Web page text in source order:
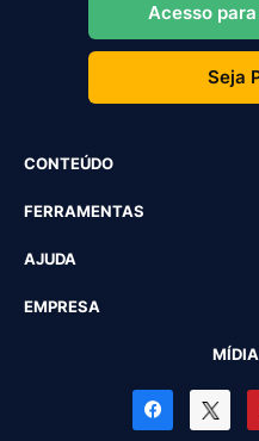
Acesso
Seja
CONTEÚDO
FERRAMENTAS
AJUDA
EMPRESA